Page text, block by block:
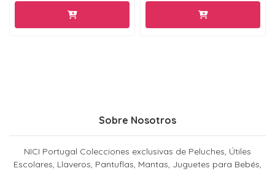
Sobre Nosotros
NICI Portugal Colecciones exclusivas de Peluches, Útiles
Escolares, Llaveros, Pantuflas, Mantas, Juguetes para Bebés,